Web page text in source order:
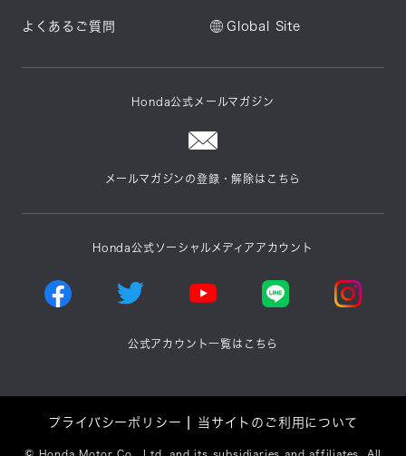
よくあるご質問 Global Site
Honda公式メールマガジン
メールマガジンの登録・解除はこちら
Honda公式ソーシャルメディアアカウント
公式アカウント一覧はこちら
プライバシーポリシー 当サイトのご利用について
Honda Motor Co., Ltd. and its subsidiaries and affiliates. All